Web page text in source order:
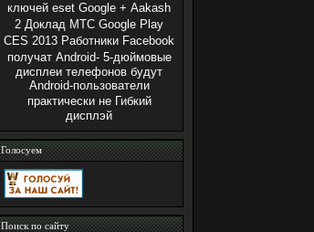
ключей eset Google + Aakash
2 Доклад МТС Google Play
CES 2013 Работники Facebook
получат Android- 5-дюймовые
дисплеи телефонов будут
Android-пользователи
практически не Гибкий
дисплэй
Голосуем
Поиск по сайту